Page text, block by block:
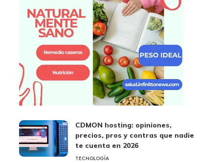
CDMON hosting: opiniones,
precios, pros y contras que nadie
te cuenta en 2026
TECNOLOGÍA